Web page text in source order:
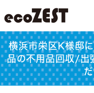
横浜市栄区K様邸に
品の不用品回収/出
だ